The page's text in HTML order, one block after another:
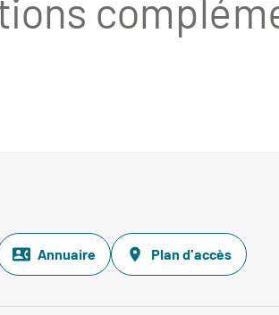
Annuaire Plan d'accès